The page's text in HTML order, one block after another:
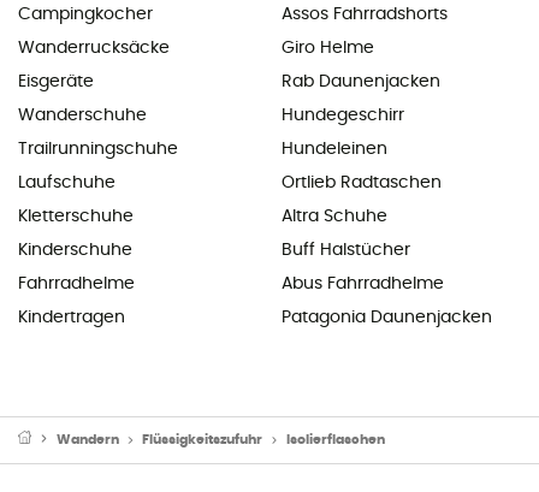
Campingkocher
Wanderrucksäcke
Eisgeräte
Wanderschuhe
Trailrunningschuhe
Laufschuhe
Kletterschuhe
Kinderschuhe
Fahrradhelme
Kindertragen
Assos Fahrradshorts
Giro Helme
Rab Daunenjacken
Hundegeschirr
Hundeleinen
Ortlieb Radtaschen
Altra Schuhe
Buff Halstücher
Abus Fahrradhelme
Patagonia Daunenjacken
Wandern Flüssigkeitszufuhr Isolierflaschen